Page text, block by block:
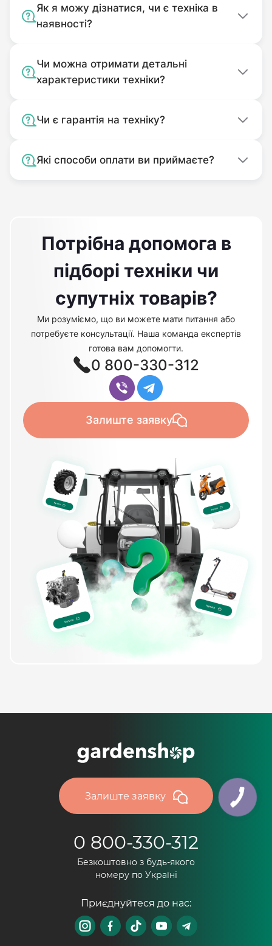
Як я можу дізнатися, чи є техніка в
наявності?
Чи можна отримати детальні
характеристики техніки?
Чи є гарантія на техніку?
Які способи оплати ви приймаєте?
Потрібна допомога в
підборі техніки чи
супутніх товарів?
Ми розуміємо, що ви можете мати питання або
потребуєте консультації. Наша команда експертів
готова вам допомогти.
0 800-330-312
Залиште заявку
Залиште заявку
0 800-330-312
Безкоштовно з будь-якого
номеру по Україні
Приєднуйтеся до нас: